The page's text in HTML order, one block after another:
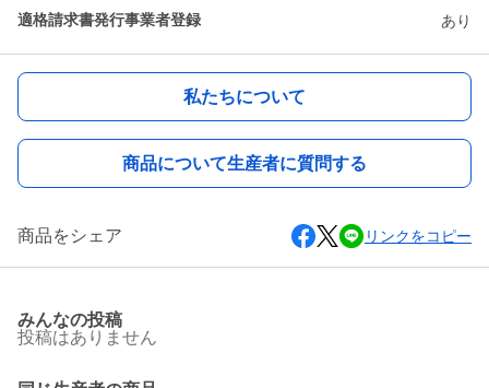
適格請求書発行事業者登録 あり
私たちについて
商品について生産者に質問する
商品をシェア リンクをコピー
みんなの投稿
投稿はありません